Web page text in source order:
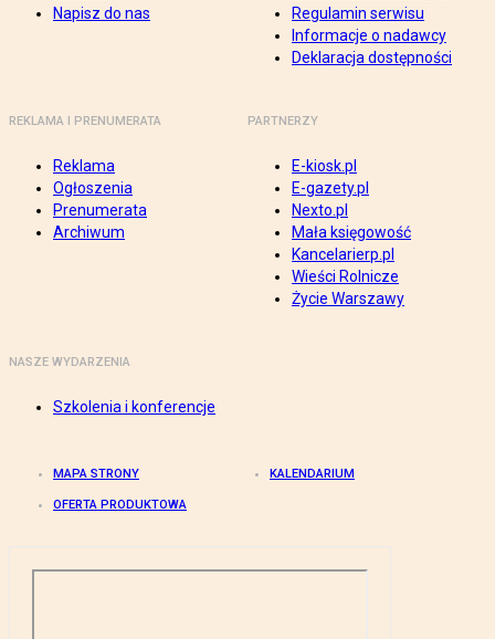
Napisz do nas
Regulamin serwisu
Informacje o nadawcy
Deklaracja dostępności
REKLAMA I PRENUMERATA
Reklama
Ogłoszenia
Prenumerata
Archiwum
PARTNERZY
E-kiosk.pl
E-gazety.pl
Nexto.pl
Mała księgowość
Kancelarierp.pl
Wieści Rolnicze
Życie Warszawy
NASZE WYDARZENIA
Szkolenia i konferencje
MAPA STRONY KALENDARIUM
OFERTA PRODUKTOWA